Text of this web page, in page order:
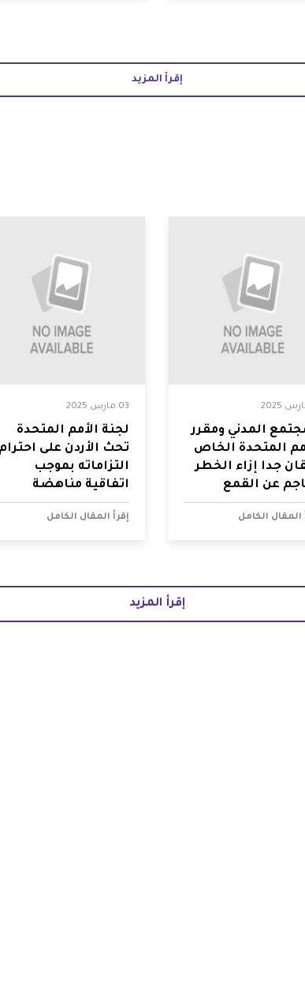
إقرأ المزيد
المدني ومقرر
المتحدة الخاص
جدا إزاء الخطر
عن القمع
للحدود في
الشرق
المقال الكامل
03 مارس 2025
لجنة الأمم المتحدة
تحث الأردن على احترام
التزاماته بموجب
اتفاقية مناهضة
التعذيب
إقرأ المقال الكامل
إقرأ المزيد